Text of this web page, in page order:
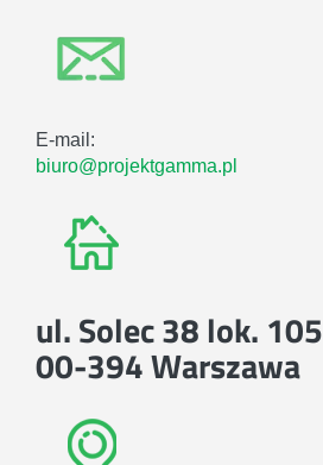
E-mail:
biuro@projektgamma.pl
ul. Solec 38 lok. 105
00-394 Warszawa